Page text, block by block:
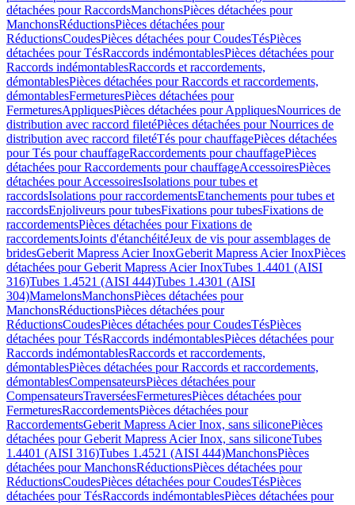
détachées pour RaccordsManchonsPièces détachées pour
ManchonsRéductionsPièces détachées pour
RéductionsCoudesPièces détachées pour CoudesTésPièces
détachées pour TésRaccords indémontablesPièces détachées pour
Raccords indémontablesRaccords et raccordements,
démontablesPièces détachées pour Raccords et raccordements,
démontablesFermeturesPièces détachées pour
FermeturesAppliquesPièces détachées pour AppliquesNourrices de
distribution avec raccord filetéPièces détachées pour Nourrices de
distribution avec raccord filetéTés pour chauffagePièces détachées
pour Tés pour chauffageRaccordements pour chauffagePièces
détachées pour Raccordements pour chauffageAccessoiresPièces
détachées pour AccessoiresIsolations pour tubes et
raccordsIsolations pour raccordementsEtanchements pour tubes et
raccordsEnjoliveurs pour tubesFixations pour tubesFixations de
raccordementsPièces détachées pour Fixations de
raccordementsJoints d'étanchéitéJeux de vis pour assemblages de
bridesGeberit Mapress Acier InoxGeberit Mapress Acier InoxPièces
détachées pour Geberit Mapress Acier InoxTubes 1.4401 (AISI
316)Tubes 1.4521 (AISI 444)Tubes 1.4301 (AISI
304)MamelonsManchonsPièces détachées pour
ManchonsRéductionsPièces détachées pour
RéductionsCoudesPièces détachées pour CoudesTésPièces
détachées pour TésRaccords indémontablesPièces détachées pour
Raccords indémontablesRaccords et raccordements,
démontablesPièces détachées pour Raccords et raccordements,
démontablesCompensateursPièces détachées pour
CompensateursTraverséesFermeturesPièces détachées pour
FermeturesRaccordementsPièces détachées pour
RaccordementsGeberit Mapress Acier Inox, sans siliconePièces
détachées pour Geberit Mapress Acier Inox, sans siliconeTubes
1.4401 (AISI 316)Tubes 1.4521 (AISI 444)ManchonsPièces
détachées pour ManchonsRéductionsPièces détachées pour
RéductionsCoudesPièces détachées pour CoudesTésPièces
détachées pour TésRaccords indémontablesPièces détachées pour